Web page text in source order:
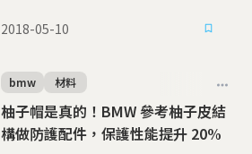
2018-05-10
柚子帽是真的！BMW 參考柚子皮結
構做防護配件，保護性能提升 20%
bmw 材料